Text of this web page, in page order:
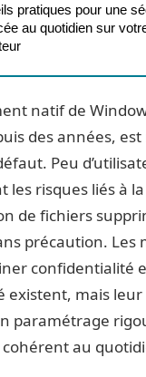
pratiques pour une
au quotidien sur
natif de
des années,
Peu
les risques liés à la
de fichiers
précaution. Les
confidentialité
existent, mais
paramétrage
cohérent au